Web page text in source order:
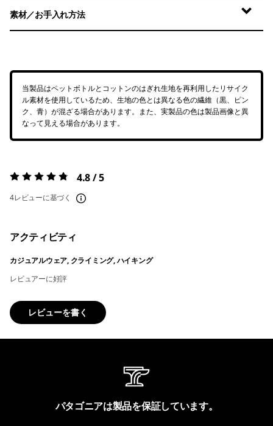
素材／お手入れ方法
当製品はペットボトルとコットンのはぎれ生地を再利用したリサイク
ル素材を使用しているため、生地の色とは異なる色の繊維（黒、ピン
ク、青）が混ざる場合があります。また、実製品の色は製品画像と異
なって見える場合があります。
評価:4.8 / 5 4.8 / 5
4レビューに基づく
アクティビティ
カジュアルウェア, クライミング, ハイキング
レビュアーに好評
レビューを書く
パタゴニアは製品を保証しています。